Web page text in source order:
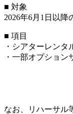
■ 対象
2026年6月1日以降
■ 項目
・シアターレンタ
・一部オプション
なお、リハーサル